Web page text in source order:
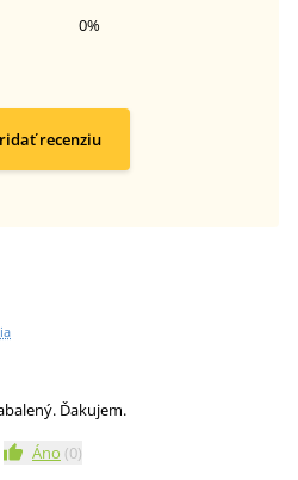
0%
recenziu
Ďakujem.
Áno (0)